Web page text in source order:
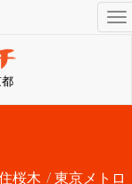
桜木
東京メトロ